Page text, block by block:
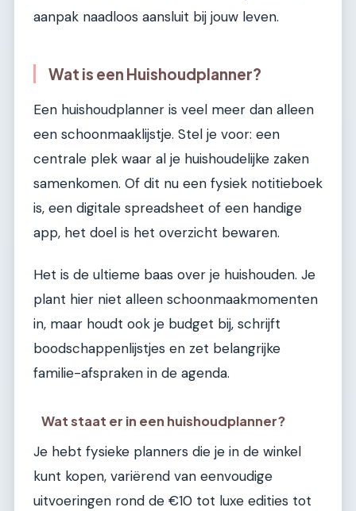
aanpak naadloos aansluit bij jouw leven.
Wat is een Huishoudplanner?
Een huishoudplanner is veel meer dan alleen
een schoonmaaklijstje. Stel je voor: een
centrale plek waar al je huishoudelijke zaken
samenkomen. Of dit nu een fysiek notitieboek
is, een digitale spreadsheet of een handige
app, het doel is het overzicht bewaren.
Het is de ultieme baas over je huishouden. Je
plant hier niet alleen schoonmaakmomenten
in, maar houdt ook je budget bij, schrijft
boodschappenlijstjes en zet belangrijke
familie-afspraken in de agenda.
Wat staat er in een huishoudplanner?
Je hebt fysieke planners die je in de winkel
kunt kopen, variërend van eenvoudige
uitvoeringen rond de €10 tot luxe edities tot